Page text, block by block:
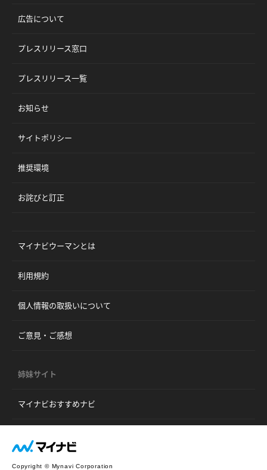
広告について
プレスリリース窓口
プレスリリース一覧
お知らせ
サイトポリシー
推奨環境
お詫びと訂正
マイナビウーマンとは
利用規約
個人情報の取扱いについて
ご意見・ご感想
姉妹サイト
マイナビおすすめナビ
Copyright © Mynavi Corporation